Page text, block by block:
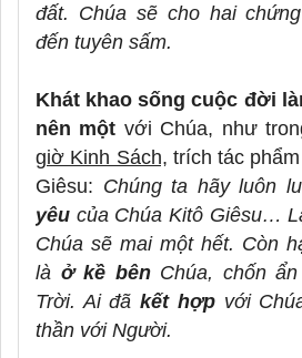
đất. Chúa sẽ cho hai
đến tuyên sấm.
Khát khao sống cuộc đời
nên một với Chúa, như
giờ Kinh Sách, trích tác
Giêsu: Chúng ta hãy luôn
yêu của Chúa Kitô Giêsu…
Chúa sẽ mai một hết. Còn
là ở kề bênChúa, chốn
Trời. Ai đãkết hợpvới
thần với Người.